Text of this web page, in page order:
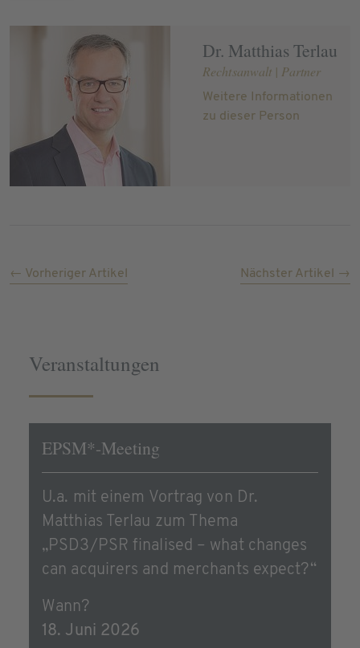
Dr. Matthias Terlau
Rechtsanwalt | Partner
Weitere Informationen
zu dieser Person
← Vorheriger Artikel Nächster Artikel →
Veranstaltungen
EPSM*-Meeting
U.a. mit einem Vortrag von Dr.
Matthias Terlau zum Thema
„PSD3/PSR finalised – what changes
can acquirers and merchants expect?“
Wann?
18. Juni 2026